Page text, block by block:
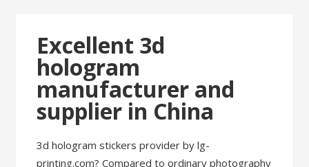
Excellent 3d
hologram
manufacturer and
supplier in China
3d hologram stickers provider by lg-
printing.com? Compared to ordinary photography